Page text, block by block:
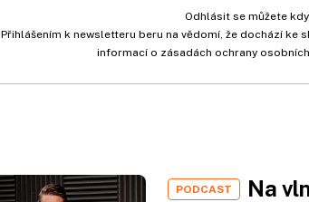
Odhlásit se můžete
Přihlášením k newsletteru beru na vědomí, že dochází ke
informací o zásadách ochrany
PODCAST
Na